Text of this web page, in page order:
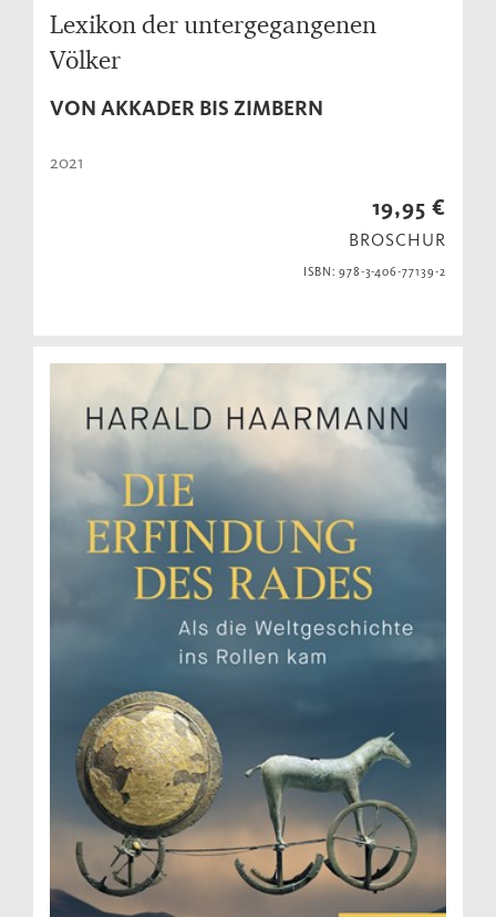
Lexikon der untergegangenen
Völker
VON AKKADER BIS ZIMBERN
2021
19,95 €
BROSCHUR
ISBN: 978-3-406-77139-2